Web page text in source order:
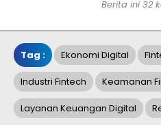
Berita ini 32
Tag : Ekonomi Digital
Industri Fintech Keamanan
Layanan Keuangan Digital